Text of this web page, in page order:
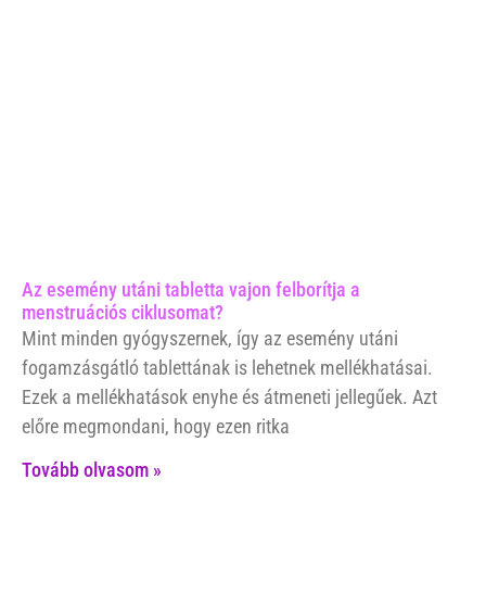
Az esemény utáni tabletta vajon felborítja a
menstruációs ciklusomat?
Mint minden gyógyszernek, így az esemény utáni
fogamzásgátló tablettának is lehetnek mellékhatásai.
Ezek a mellékhatások enyhe és átmeneti jellegűek. Azt
előre megmondani, hogy ezen ritka
Tovább olvasom »